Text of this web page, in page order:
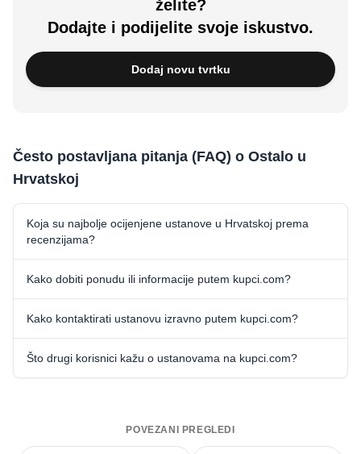
želite?
Dodajte i podijelite svoje iskustvo.
Dodaj novu tvrtku
Često postavljana pitanja (FAQ) o Ostalo u
Hrvatskoj
Koja su najbolje ocijenjene ustanove u Hrvatskoj prema
recenzijama?
Kako dobiti ponudu ili informacije putem kupci.com?
Kako kontaktirati ustanovu izravno putem kupci.com?
Što drugi korisnici kažu o ustanovama na kupci.com?
POVEZANI PREGLEDI